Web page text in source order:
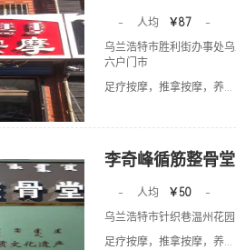
- 人均 ￥87
-
乌兰浩特市胜利街办事处
六户门市
足疗按摩，推拿按摩，养...
李奇峰循筋整骨堂
- 人均 ￥50
-
乌兰浩特市针织巷温州花
足疗按摩，推拿按摩，养...